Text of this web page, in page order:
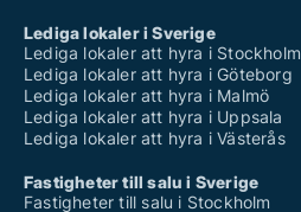
Lediga lokaler i Sverige
Lediga lokaler att hyra i Stockholm
Lediga lokaler att hyra i Göteborg
Lediga lokaler att hyra i Malmö
Lediga lokaler att hyra i Uppsala
Lediga lokaler att hyra i Västerås
Fastigheter till salu i Sverige
Fastigheter till salu i Stockholm